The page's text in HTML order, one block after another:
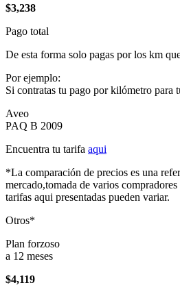
$3,238
Pago total
De esta forma solo pagas por los km
Por ejemplo:
Si contratas tu pago por kilómetro para
Aveo
PAQ B 2009
Encuentra tu tarifa aqui
*La comparación de precios es una
mercado,tomada de varios
tarifas aqui presentadas pueden variar.
Otros*
Plan forzoso
a 12 meses
$4,119